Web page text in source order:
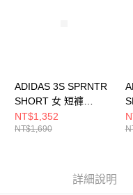
ADIDAS 3S SPRNTR
SHORT 女 短褲
KE7999
NT$1,352
NT$1,690
詳細說明